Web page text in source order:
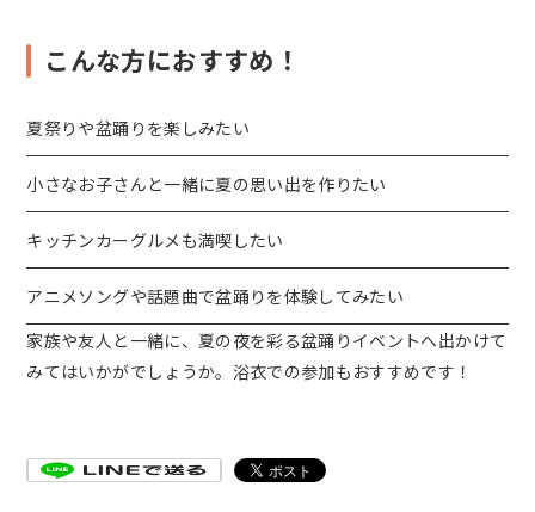
こんな方におすすめ！
夏祭りや盆踊りを楽しみたい
小さなお子さんと一緒に夏の思い出を作りたい
キッチンカーグルメも満喫したい
アニメソングや話題曲で盆踊りを体験してみたい
家族や友人と一緒に、夏の夜を彩る盆踊りイベントへ出かけて
みてはいかがでしょうか。浴衣での参加もおすすめです！